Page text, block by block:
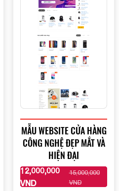
MẪU WEBSITE CỬA HÀNG
CÔNG NGHỆ ĐẸP MẮT VÀ
HIỆN ĐẠI
12,000,000
VND
15,000,000
VND
XEM THÊM